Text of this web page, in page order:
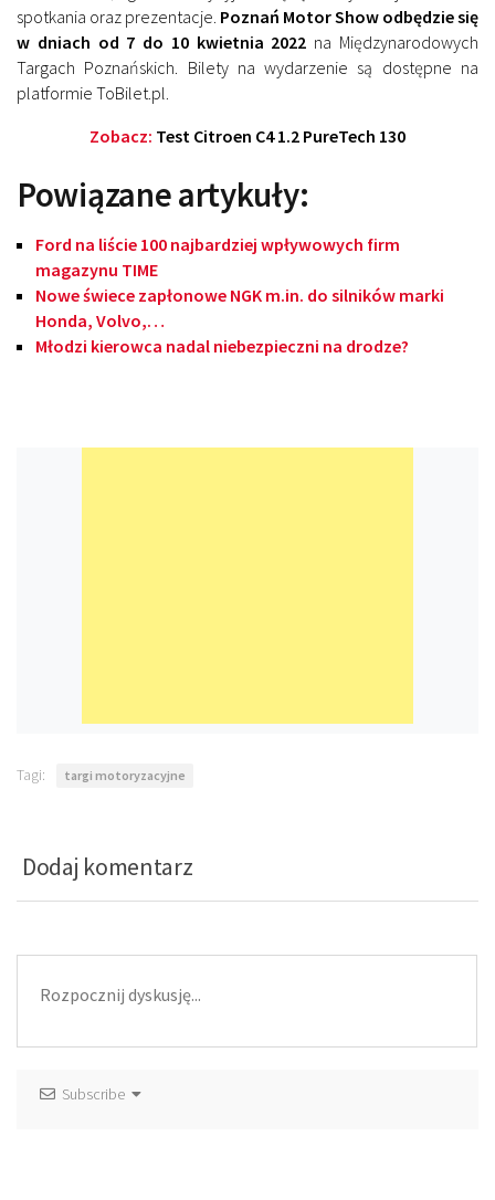
spotkania oraz prezentacje. Poznań Motor Show odbędzie się
w dniach od 7 do 10 kwietnia 2022 na Międzynarodowych
Targach Poznańskich. Bilety na wydarzenie są dostępne na
platformie ToBilet.pl.
Zobacz: Test Citroen C4 1.2 PureTech 130
Powiązane artykuły:
Ford na liście 100 najbardziej wpływowych firm
magazynu TIME
Nowe świece zapłonowe NGK m.in. do silników marki
Honda, Volvo,…
Młodzi kierowca nadal niebezpieczni na drodze?
Tagi: targi motoryzacyjne
Dodaj komentarz
Subscribe